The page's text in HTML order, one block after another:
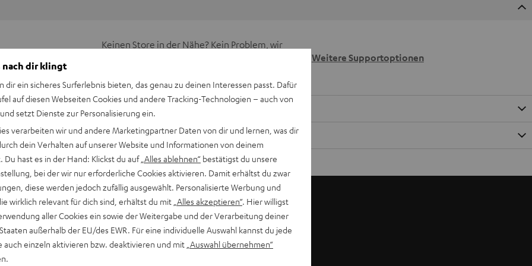
Keinen Store in der Nähe? Kein Problem, wir
Weitere Supportoptionen
zu einem 7.1-Surround-Set.
auch nach hinten. Man hört hauptsächlich
Kinos simuliert, bei dem die Surround-Kanäle von jeweils
aber höchst sinnvolle Technik bietet in dieser
nach dir klingt
dir ein sicheres Surferlebnis bieten, das genau zu deinen Interessen passt. Dafür
auf diesen Webseiten Cookies und andere Tracking-Technologien – auch von
setzt Dienste zur Personalisierung ein.
verarbeiten wir und andere Marketingpartner Daten von dir und lernen, was dir
dein Verhalten auf unserer Website und Informationen von deinem
Du hast es in der Hand: Klickst du auf „Alles ablehnen“ bestätigst du unsere
bei der wir nur erforderliche Cookies aktivieren. Damit erhältst du zwar
diese werden jedoch zufällig ausgewählt. Personalisierte Werbung und
wirklich relevant für dich sind, erhältst du mit „Alles akzeptieren“. Hier willigst
aller Cookies ein sowie der Weitergabe und der Verarbeitung deiner
außerhalb der EU/des EWR. Für eine individuelle Auswahl kannst du jede
auch einzeln aktivieren bzw. deaktivieren und mit „Auswahl übernehmen“